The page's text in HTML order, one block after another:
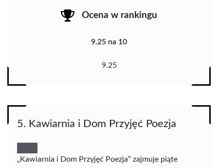
Ocena w rankingu
9.25 na 10
9.25
5. Kawiarnia i Dom Przyjęć Poezja
„Kawiarnia i Dom Przyjęć Poezja” zajmuje piąte